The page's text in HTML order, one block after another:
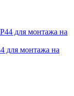
для монтажа на